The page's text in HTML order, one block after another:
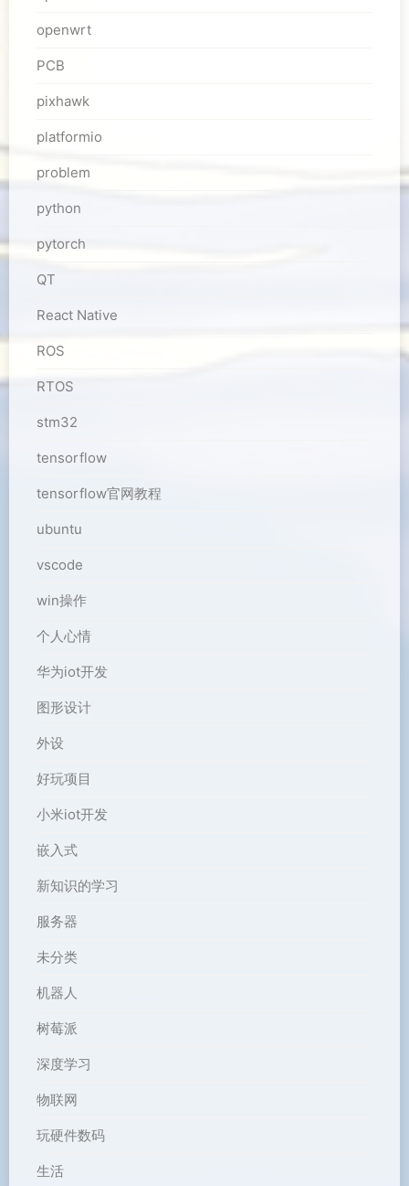
openwrt
PCB
pixhawk
platformio
problem
python
pytorch
QT
React Native
ROS
RTOS
stm32
tensorflow
tensorflow官网教程
ubuntu
vscode
win操作
个人心情
华为iot开发
图形设计
外设
好玩项目
小米iot开发
嵌入式
新知识的学习
服务器
未分类
机器人
树莓派
深度学习
物联网
玩硬件数码
生活